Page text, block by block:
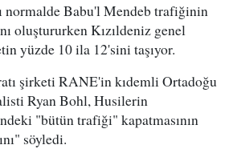
normalde Babu'l Mendeb trafiğinin
oluştururken Kızıldeniz genel
yüzde 10 ila 12'sini taşıyor.
şirketi RANE'in kıdemli Ortadoğu
Ryan Bohl, Husilerin
"bütün trafiği" kapatmasının
söyledi.